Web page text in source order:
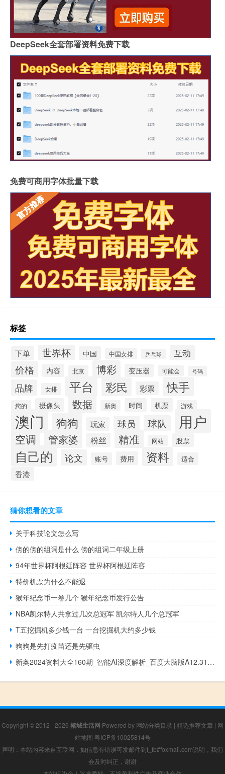
DeepSeek全套部署资料免费下载
免费可商用字体批量下载
标签
下单 世界杯 中国 中国女排 乒乓球 互动
价格 内容 北京 博彩 变压器 可能会 号码
品牌 女排 平台 彩民 彩票 快手
您的 摄像头 数据 新奥 时间 机票 游戏
澳门 狗狗 玩家 球员 球队 用户
空调 管家婆 粉丝 精准 网站 股票
自己的 论文 账号 费用 资料 适合
香港
猜你想看的文章
关于科技论文怎么写
傍的傍的组词是什么 傍的组词二年级上册
94年世界杯阿根廷阵容 世界杯阿根廷阵容
特价机票为什么不能退
猴年纪念币一卷几个 猴年纪念币发行公告
NBA凯尔特人共拿过几次总冠军 凯尔特人几个总冠军
T五挖掘机多少钱一台 一台挖掘机大约多少钱
狗狗是先打疫苗还是先驱虫
新奥2024资料大全160期_智能AI深度解析_百度大脑版A12.31.882
Copyright © 2012 - 2026 榕城生活网 Powered by 网站分类目录 | 精选推荐文章 | 网
站地图 粤ICP备10025814号
声明：本站内容来自互联网，如信息有错误可发邮件到f_fb#foxmail.com说明，我们
会及时纠正，谢谢